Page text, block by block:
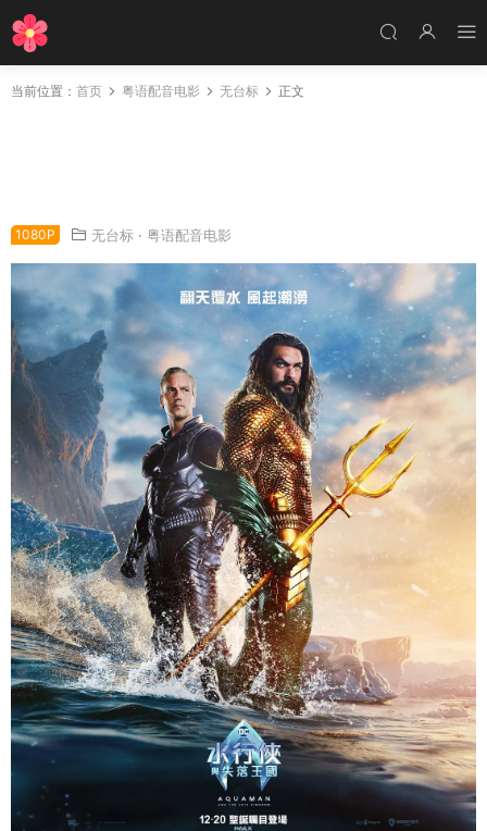
当前位置： 首页 粤语配音电影 无台标 正文
1080P 无台标 · 粤语配音电影